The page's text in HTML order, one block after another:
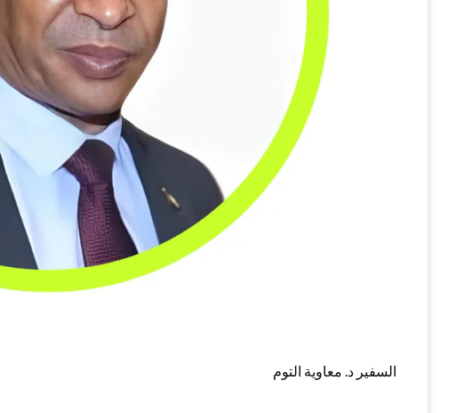
السفير د. معاوية التوم